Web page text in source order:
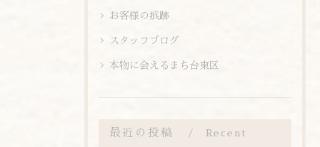
お客様の痕跡
スタッフブログ
本物に会えるまち台東区
最近の投稿 Recent